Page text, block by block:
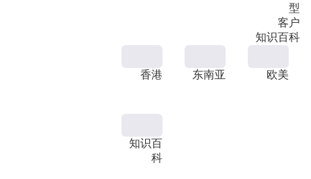
型
客户
知识百科
香港 东南亚 欧美
知识百
科